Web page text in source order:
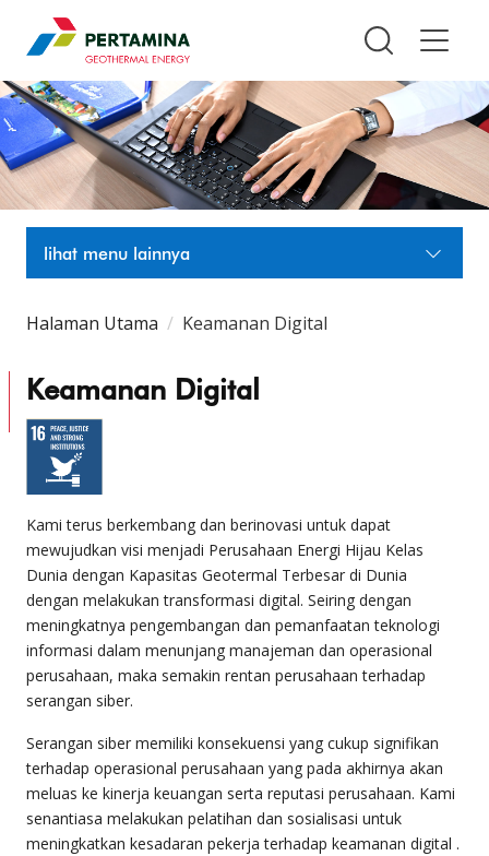
Pertamina Geothermal Energy
lihat menu lainnya
Halaman Utama Keamanan Digital
Keamanan Digital
Kami terus berkembang dan berinovasi untuk dapat
mewujudkan visi menjadi Perusahaan Energi Hijau Kelas
Dunia dengan Kapasitas Geotermal Terbesar di Dunia
dengan melakukan transformasi digital. Seiring dengan
meningkatnya pengembangan dan pemanfaatan teknologi
informasi dalam menunjang manajeman dan operasional
perusahaan, maka semakin rentan perusahaan terhadap
serangan siber.
Serangan siber memiliki konsekuensi yang cukup signifikan
terhadap operasional perusahaan yang pada akhirnya akan
meluas ke kinerja keuangan serta reputasi perusahaan. Kami
senantiasa melakukan pelatihan dan sosialisasi untuk
meningkatkan kesadaran pekerja terhadap keamanan digital .